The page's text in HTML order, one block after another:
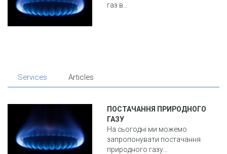
газ в…
Services Articles
ПОСТАЧАННЯ ПРИРОДНОГО
ГАЗУ
На сьогодні ми можемо
запропонувати постачання
природного газу…